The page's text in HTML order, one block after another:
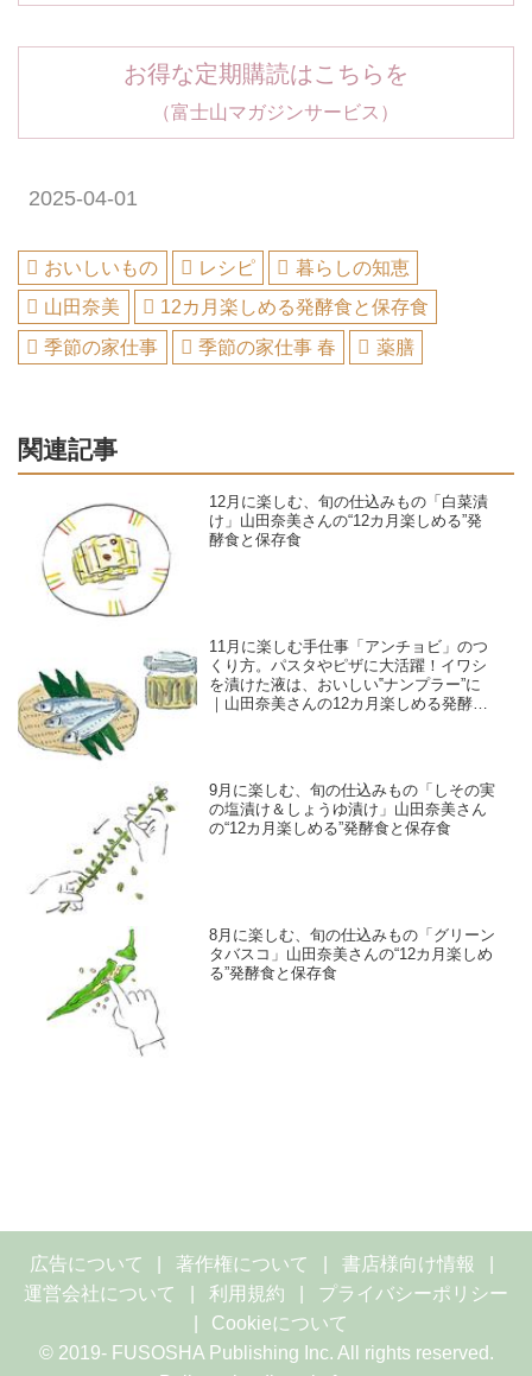
お得な定期購読はこちらを
（富士山マガジンサービス）
2025-04-01
おいしいもの レシピ
暮らしの知恵
山田奈美
12カ月楽しめる発酵食と保存食
季節の家仕事
季節の家仕事 春 薬膳
関連記事
12月に楽しむ、旬の仕込みもの「白菜漬
け」山田奈美さんの“12カ月楽しめる”発
酵食と保存食
11月に楽しむ手仕事「アンチョビ」のつ
くり方。パスタやピザに大活躍！イワシ
を漬けた液は、おいしい‟ナンプラー”に
｜山田奈美さんの12カ月楽しめる発酵食
9月に楽しむ、旬の仕込みもの「しその実
の塩漬け＆しょうゆ漬け」山田奈美さん
の“12カ月楽しめる”発酵食と保存食
8月に楽しむ、旬の仕込みもの「グリーン
タバスコ」山田奈美さんの“12カ月楽しめ
る”発酵食と保存食
広告について 著作権について
書店様向け情報
運営会社について
利用規約
プライバシーポリシー
Cookieについて
© 2019- FUSOSHA Publishing Inc. All rights reserved.